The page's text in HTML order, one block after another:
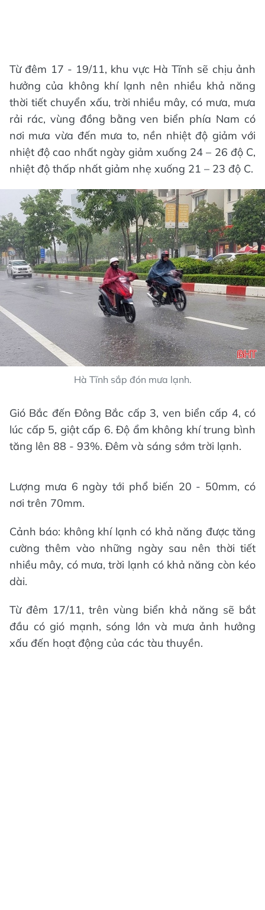
Từ đêm 17 - 19/11, khu vực Hà Tĩnh sẽ chịu ảnh
hưởng của không khí lạnh nên nhiều khả năng
thời tiết chuyển xấu, trời nhiều mây, có mưa, mưa
rải rác, vùng đồng bằng ven biển phía Nam có
nơi mưa vừa đến mưa to, nền nhiệt độ giảm với
nhiệt độ cao nhất ngày giảm xuống 24 – 26 độ C,
nhiệt độ thấp nhất giảm nhẹ xuống 21 – 23 độ C.
Hà Tĩnh sắp đón mưa lạnh.
Gió Bắc đến Đông Bắc cấp 3, ven biển cấp 4, có
lúc cấp 5, giật cấp 6. Độ ẩm không khí trung bình
tăng lên 88 - 93%. Đêm và sáng sớm trời lạnh.
Lượng mưa 6 ngày tới phổ biến 20 - 50mm, có
nơi trên 70mm.
Cảnh báo: không khí lạnh có khả năng được tăng
cường thêm vào những ngày sau nên thời tiết
nhiều mây, có mưa, trời lạnh có khả năng còn kéo
dài.
Từ đêm 17/11, trên vùng biển khả năng sẽ bắt
đầu có gió mạnh, sóng lớn và mưa ảnh hưởng
xấu đến hoạt động của các tàu thuyền.